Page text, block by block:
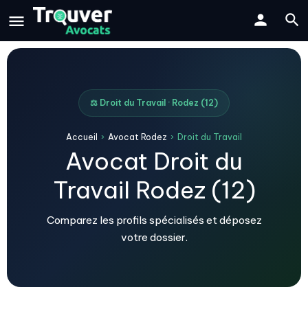
⚖️ Droit du Travail · Rodez (12)
Accueil › Avocat Rodez › Droit du Travail
Avocat Droit du
Travail Rodez (12)
Comparez les profils spécialisés et déposez
votre dossier.